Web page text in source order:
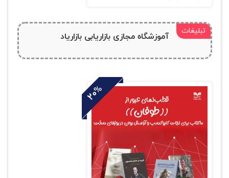
آموزشگاه مجازی بازاریابی بازاریاد
تبلیغات
20%